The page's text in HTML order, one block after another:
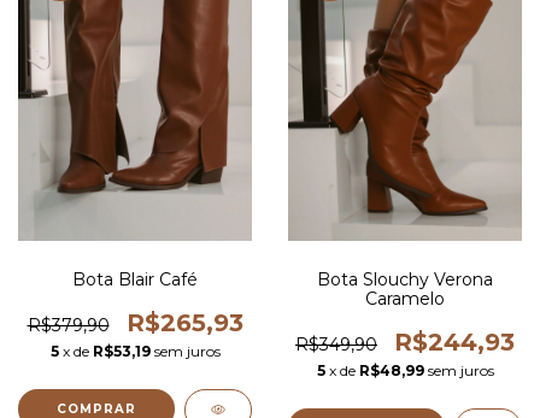
Bota Blair Café
R$379,90 R$265,93
5 x de R$53,19 sem juros
COMPRAR
Bota Slouchy Verona
Caramelo
R$349,90 R$244,93
5 x de R$48,99 sem juros